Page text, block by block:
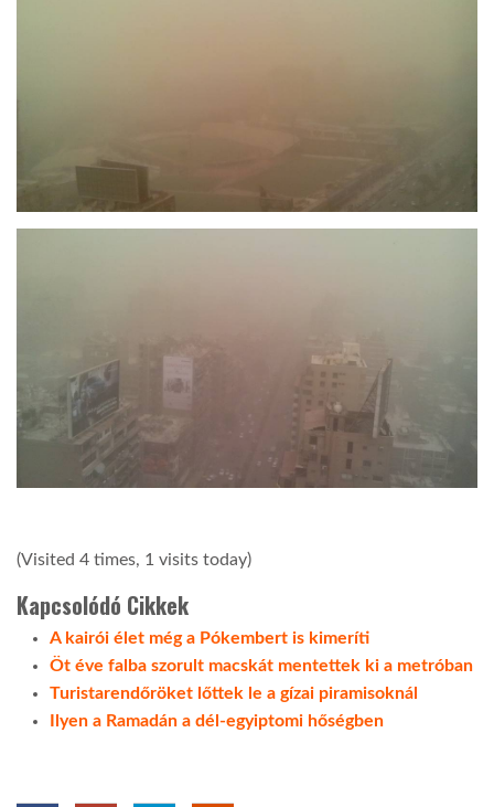
(Visited 4 times, 1 visits today)
Kapcsolódó Cikkek
A kairói élet még a Pókembert is kimeríti
Öt éve falba szorult macskát mentettek ki a metróban
Turistarendőröket lőttek le a gízai piramisoknál
Ilyen a Ramadán a dél-egyiptomi hőségben